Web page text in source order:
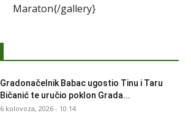
Maraton{/gallery}
Gradonačelnik Babac ugostio Tinu i Taru
Bičanić te uručio poklon Grada...
6 kolovoza, 2026 - 10:14